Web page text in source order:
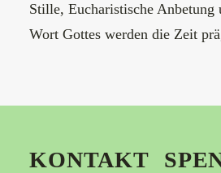
Stille, Eucharistische Anbetung
Wort Gottes werden die Zeit
KONTAKT